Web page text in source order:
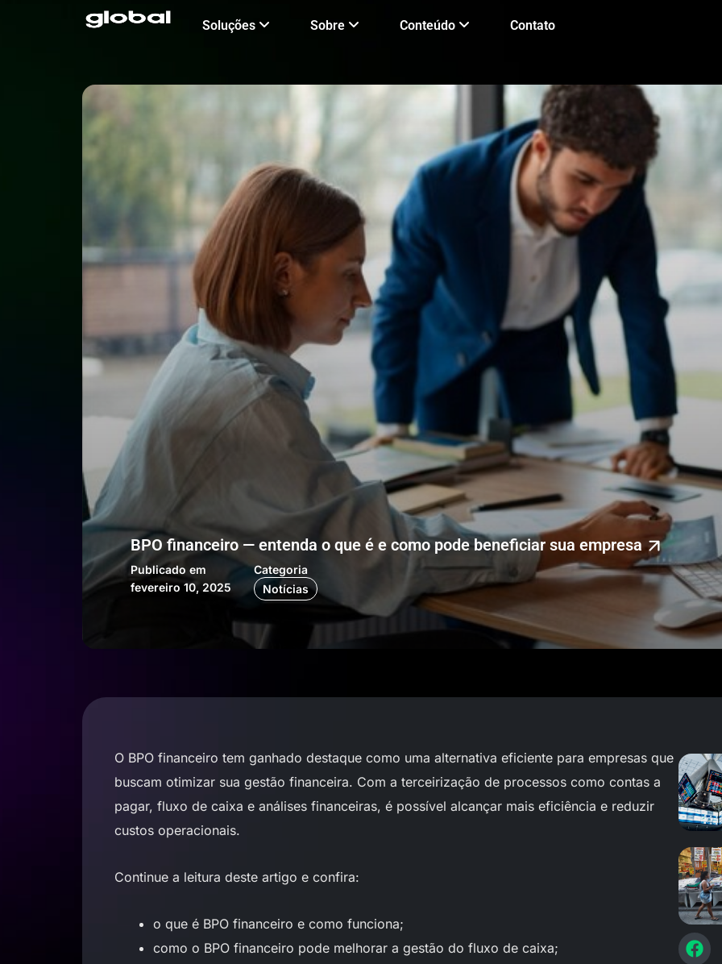
Soluções Sobre Conteúdo Contato
BPO financeiro — entenda o que é e como pode beneficiar sua empresa
Publicado em
fevereiro 10, 2025
Categoria
Notícias
O BPO financeiro tem ganhado destaque como uma alternativa eficiente para empresas que
buscam otimizar sua gestão financeira. Com a terceirização de processos como contas a
pagar, fluxo de caixa e análises financeiras, é possível alcançar mais eficiência e reduzir
custos operacionais.
Continue a leitura deste artigo e confira:
o que é BPO financeiro e como funciona;
como o BPO financeiro pode melhorar a gestão do fluxo de caixa;